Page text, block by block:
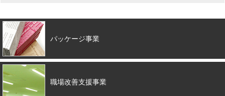
パッケージ事業
職場改善支援事業